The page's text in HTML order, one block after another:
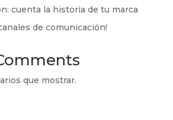
cuenta la historia de tu marca
de comunicación!
que mostrar.